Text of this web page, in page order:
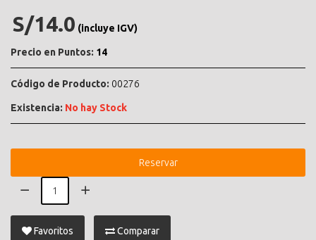
S/14.0 (incluye IGV)
Precio en Puntos: 14
Código de Producto: 00276
Existencia: No hay Stock
Reservar
Favoritos Comparar